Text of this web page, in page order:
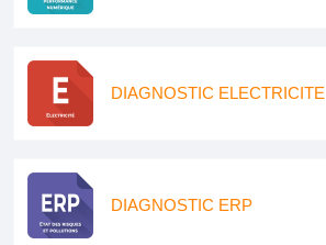
DIAGNOSTIC ELECTRICITE
DIAGNOSTIC ERP